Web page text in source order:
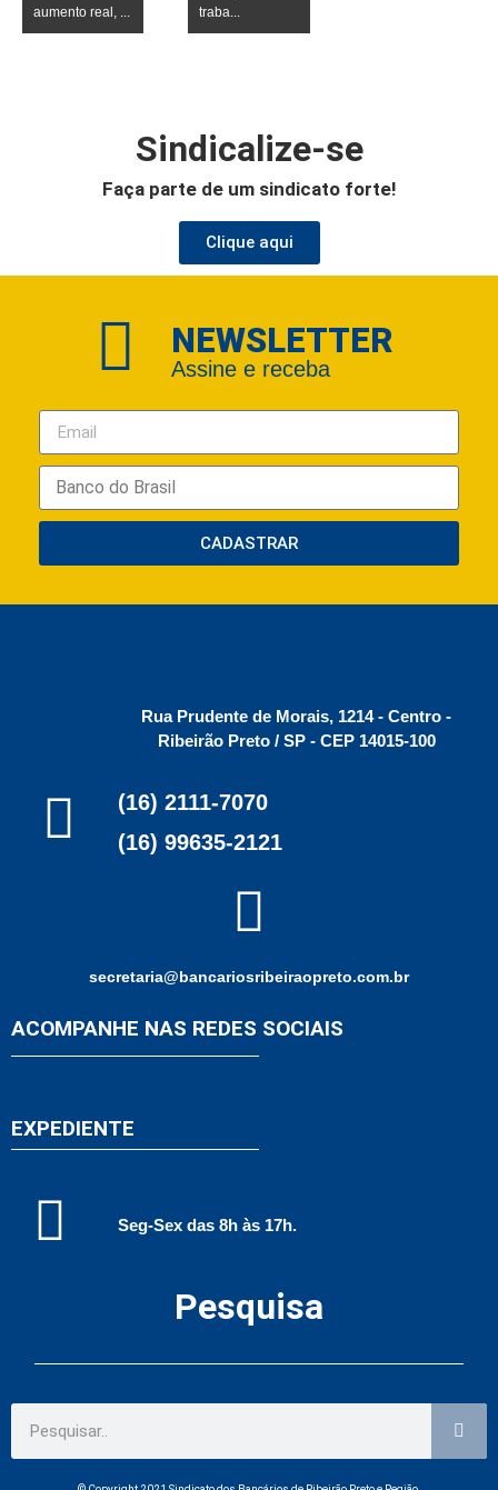
aumento real, ...
traba...
Sindicalize-se
Faça parte de um sindicato forte!
Clique aqui
NEWSLETTER
Assine e receba
CADASTRAR
Rua Prudente de Morais, 1214 - Centro -
Ribeirão Preto / SP - CEP 14015-100
(16) 2111-7070
(16) 99635-2121
secretaria@bancariosribeiraopreto.com.br
ACOMPANHE NAS REDES SOCIAIS
EXPEDIENTE
Seg-Sex das 8h às 17h.
Pesquisa